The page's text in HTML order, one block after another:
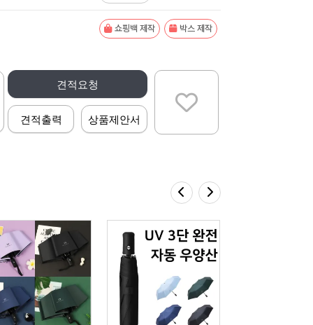
쇼핑백 제작 박스 제작
견적요청
견적출력 상품제안서